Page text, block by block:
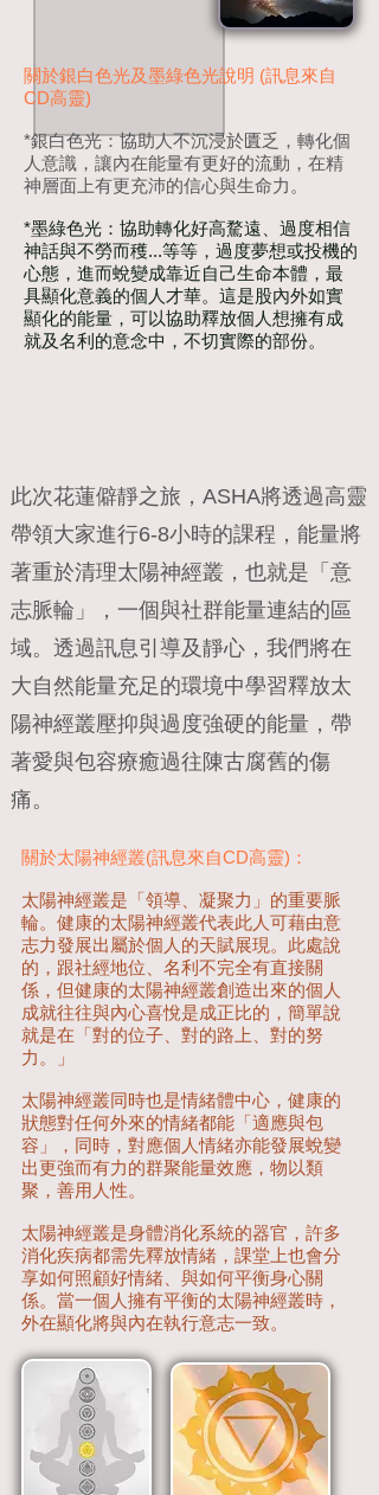
關於銀白色光及墨綠色光說明 (訊息來自
CD高靈)
*銀白色光：協助人不沉浸於匱乏，轉化個
人意識，讓內在能量有更好的流動，在精
神層面上有更充沛的信心與生命力。
*墨綠色光：協助轉化好高騖遠、過度相信
神話與不勞而穫...等等，過度夢想或投機的
心態，進而蛻變成靠近自己生命本體，最
具顯化意義的個人才華。這是股內外如實
顯化的能量，可以協助釋放個人想擁有成
就及名利的意念中，不切實際的部份。
此次花蓮僻靜之旅，ASHA將透過高靈
帶領大家進行6-8小時的課程，能量將
著重於清理太陽神經叢，也就是「意
志脈輪」，一個與社群能量連結的區
域。透過訊息引導及靜心，我們將在
大自然能量充足的環境中學習釋放太
陽神經叢壓抑與過度強硬的能量，帶
著愛與包容療癒過往陳古腐舊的傷
痛。
關於太陽神經叢(訊息來自CD高靈)：
太陽神經叢是「領導、凝聚力」的重要脈
輪。健康的太陽神經叢代表此人可藉由意
志力發展出屬於個人的天賦展現。此處說
的，跟社經地位、名利不完全有直接關
係，但健康的太陽神經叢創造出來的個人
成就往往與內心喜悅是成正比的，簡單說
就是在「對的位子、對的路上、對的努
力。」
太陽神經叢同時也是情緒體中心，健康的
狀態對任何外來的情緒都能「適應與包
容」，同時，對應個人情緒亦能發展蛻變
出更強而有力的群聚能量效應，物以類
聚，善用人性。
太陽神經叢是身體消化系統的器官，許多
消化疾病都需先釋放情緒，課堂上也會分
享如何照顧好情緒、與如何平衡身心關
係。當一個人擁有平衡的太陽神經叢時，
外在顯化將與內在執行意志一致。